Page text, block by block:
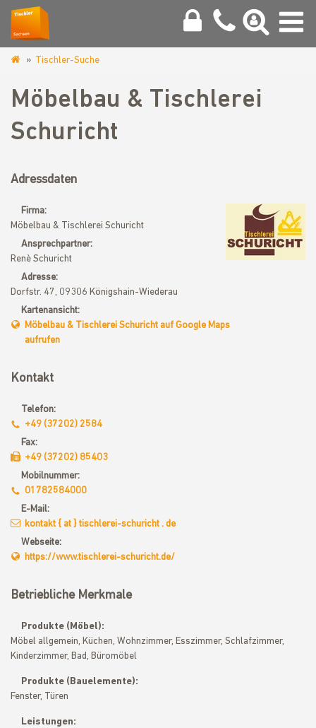
sachsen.de
Tischler-Suche
Möbelbau & Tischlerei
Schuricht
Adressdaten
Firma:
Möbelbau & Tischlerei Schuricht
Ansprechpartner:
Renè Schuricht
Adresse:
Dorfstr. 47, 09306 Königshain-Wiederau
Kartenansicht:
Möbelbau & Tischlerei Schuricht auf Google Maps
aufrufen
Kontakt
Telefon:
+49 (37202) 2584
Fax:
+49 (37202) 85403
Mobilnummer:
01782584000
E-Mail:
kontakt { at } tischlerei-schuricht . de
Webseite:
https://www.tischlerei-schuricht.de/
Betriebliche Merkmale
Produkte (Möbel):
Möbel allgemein, Küchen, Wohnzimmer, Esszimmer, Schlafzimmer,
Kinderzimmer, Bad, Büromöbel
Produkte (Bauelemente):
Fenster, Türen
Leistungen: